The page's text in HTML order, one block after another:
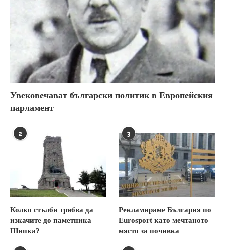
Увековечават български политик в Европейския
парламент
2
Колко стълби трябва да
изкачите до паметника
Шипка?
3
Рекламираме България по
Eurosport като мечтаното
място за почивка